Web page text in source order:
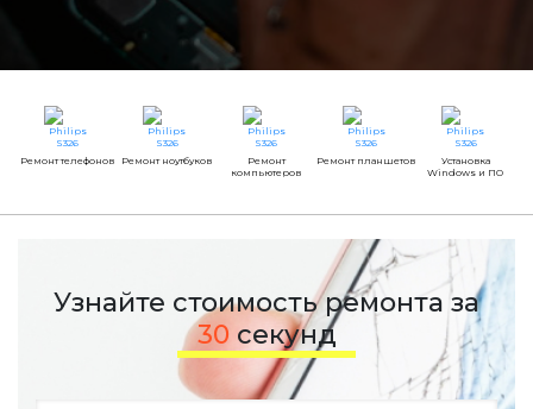
Ремонт телефонов Ремонт ноутбуков
Ремонт
компьютеров
Ремонт планшетов
Установка
Windows и ПО
Узнайте стоимость ремонта за
30 секунд